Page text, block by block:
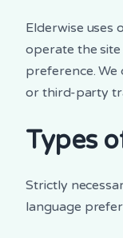
Elderwise uses
operate the
preference.
or third-party
Types
Strictly
language